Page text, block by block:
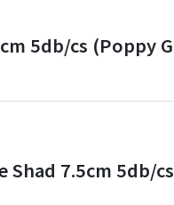
5db/cs (Poppy
Shad 7.5cm 5db/